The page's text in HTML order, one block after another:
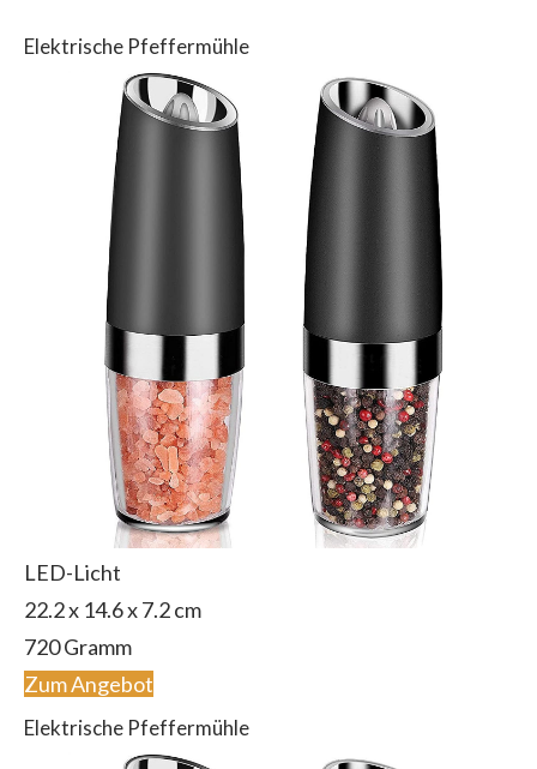
Elektrische Pfeffermühle
LED-Licht
‎22.2 x 14.6 x 7.2 cm
720 Gramm
Zum Angebot
Elektrische Pfeffermühle